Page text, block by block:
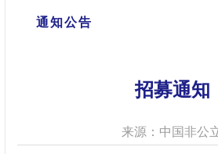
通知公告
招募通知
来源：中国非公